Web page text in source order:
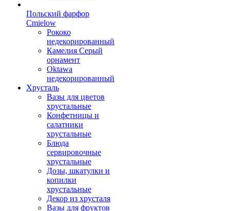
Польский фарфор
Сmielow
Рококо
недекорированный
Камелия Серый
орнамент
Oktawa
недекорированный
Хрусталь
Вазы для цветов
хрустальные
Конфетницы и
салатники
хрустальные
Блюда
сервировочные
хрустальные
Дозы, шкатулки и
копилки
хрустальные
Декор из хрусталя
Вазы для фруктов